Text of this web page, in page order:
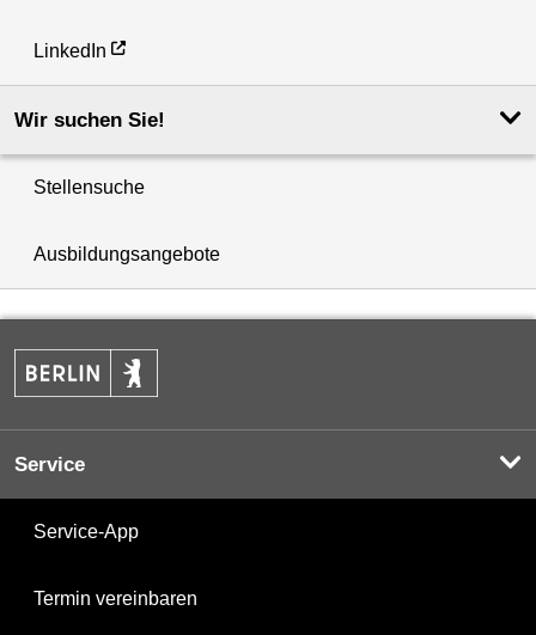
LinkedIn
Wir suchen Sie!
Stellensuche
Ausbildungsangebote
Service
Service-App
Termin vereinbaren